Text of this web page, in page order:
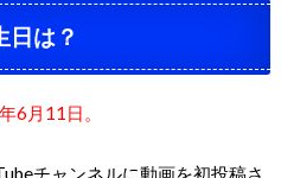
日は？
6月11日。
チャンネルに動画を初投稿さ